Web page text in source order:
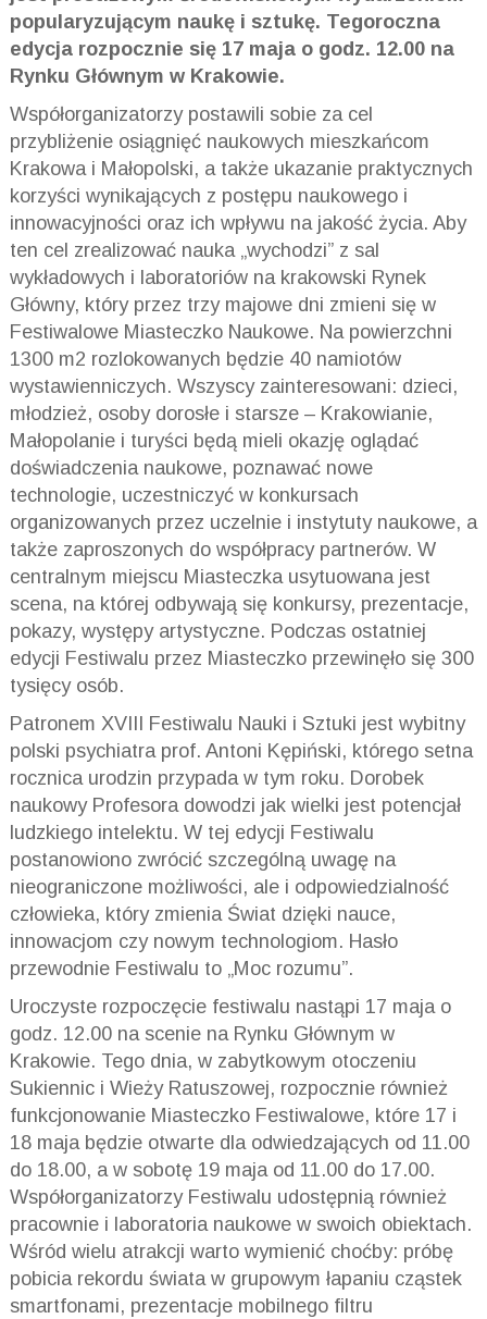
popularyzującym naukę i sztukę. Tegoroczna
edycja rozpocznie się 17 maja o godz. 12.00 na
Rynku Głównym w Krakowie.
Współorganizatorzy postawili sobie za cel
przybliżenie osiągnięć naukowych mieszkańcom
Krakowa i Małopolski, a także ukazanie praktycznych
korzyści wynikających z postępu naukowego i
innowacyjności oraz ich wpływu na jakość życia. Aby
ten cel zrealizować nauka „wychodzi” z sal
wykładowych i laboratoriów na krakowski Rynek
Główny, który przez trzy majowe dni zmieni się w
Festiwalowe Miasteczko Naukowe. Na powierzchni
1300 m2 rozlokowanych będzie 40 namiotów
wystawienniczych. Wszyscy zainteresowani: dzieci,
młodzież, osoby dorosłe i starsze – Krakowianie,
Małopolanie i turyści będą mieli okazję oglądać
doświadczenia naukowe, poznawać nowe
technologie, uczestniczyć w konkursach
organizowanych przez uczelnie i instytuty naukowe, a
także zaproszonych do współpracy partnerów. W
centralnym miejscu Miasteczka usytuowana jest
scena, na której odbywają się konkursy, prezentacje,
pokazy, występy artystyczne. Podczas ostatniej
edycji Festiwalu przez Miasteczko przewinęło się 300
tysięcy osób.
Patronem XVIII Festiwalu Nauki i Sztuki jest wybitny
polski psychiatra prof. Antoni Kępiński, którego setna
rocznica urodzin przypada w tym roku. Dorobek
naukowy Profesora dowodzi jak wielki jest potencjał
ludzkiego intelektu. W tej edycji Festiwalu
postanowiono zwrócić szczególną uwagę na
nieograniczone możliwości, ale i odpowiedzialność
człowieka, który zmienia Świat dzięki nauce,
innowacjom czy nowym technologiom. Hasło
przewodnie Festiwalu to „Moc rozumu”.
Uroczyste rozpoczęcie festiwalu nastąpi 17 maja o
godz. 12.00 na scenie na Rynku Głównym w
Krakowie. Tego dnia, w zabytkowym otoczeniu
Sukiennic i Wieży Ratuszowej, rozpocznie również
funkcjonowanie Miasteczko Festiwalowe, które 17 i
18 maja będzie otwarte dla odwiedzających od 11.00
do 18.00, a w sobotę 19 maja od 11.00 do 17.00.
Współorganizatorzy Festiwalu udostępnią również
pracownie i laboratoria naukowe w swoich obiektach.
Wśród wielu atrakcji warto wymienić choćby: próbę
pobicia rekordu świata w grupowym łapaniu cząstek
smartfonami, prezentacje mobilnego filtru